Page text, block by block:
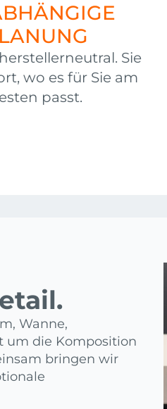
Sie
wo es für Sie am
passt.
Wanne,
um die Komposition
bringen wir